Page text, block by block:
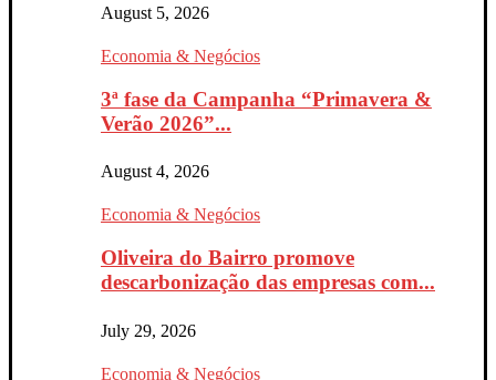
August 5, 2026
Economia & Negócios
3ª fase da Campanha “Primavera &
Verão 2026”...
August 4, 2026
Economia & Negócios
Oliveira do Bairro promove
descarbonização das empresas com...
July 29, 2026
Economia & Negócios